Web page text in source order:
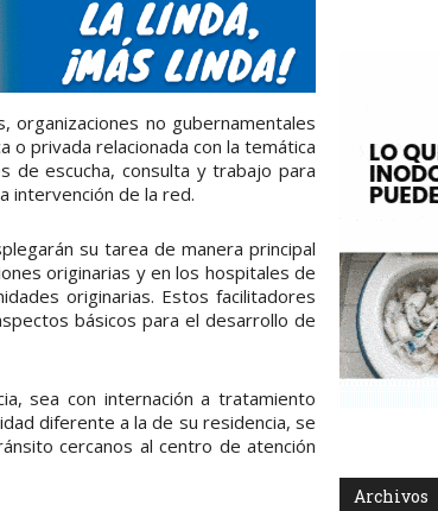
no gubernamentales
o privada relacionada con la temática
de escucha, consulta y trabajo para
intervención de la red.
su tarea de manera principal
originarias y en los hospitales de
originarias. Estos facilitadores
básicos para el desarrollo de
sea con internación a tratamiento
diferente a la de su residencia, se
cercanos al centro de atención
Archivos